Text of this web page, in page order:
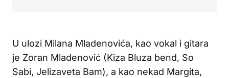
U ulozi Milana Mladenovića, kao vokal i gitara
je Zoran Mladenović (Kiza Bluza bend, So
Sabi, Jelizaveta Bam), a kao nekad Margita,